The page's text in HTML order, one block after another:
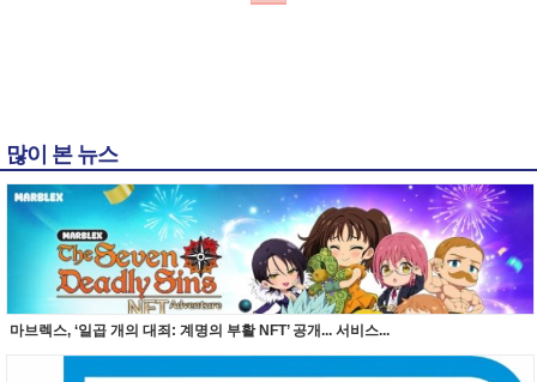
많이 본 뉴스
마브렉스, ‘일곱 개의 대죄: 계명의 부활 NFT’ 공개... 서비스...